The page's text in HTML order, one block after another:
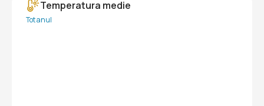
Temperatura medie
Tot anul